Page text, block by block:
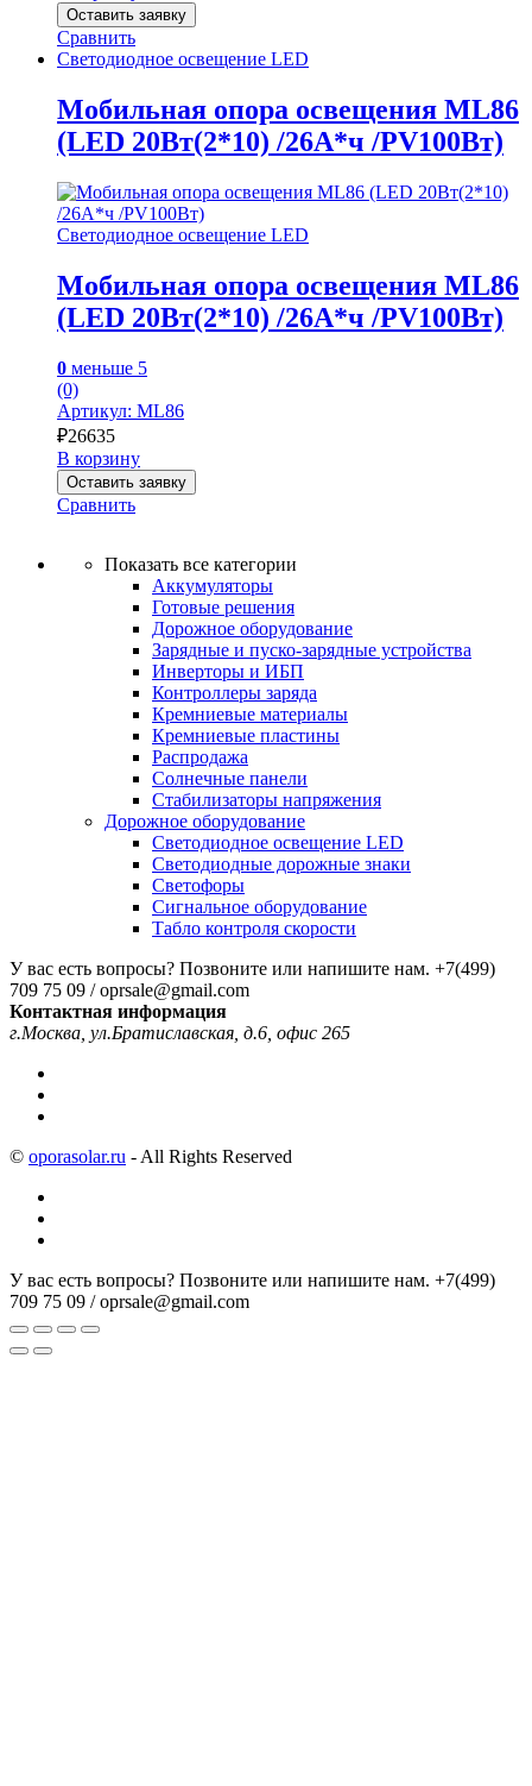
Оставить заявку
Сравнить
Светодиодное освещение LED
Мобильная опора освещения ML86
(LED 20Вт(2*10) /26А*ч /PV100Вт)
Светодиодное освещение LED
Мобильная опора освещения ML86
(LED 20Вт(2*10) /26А*ч /PV100Вт)
0 меньше 5
(0)
Артикул: ML86
₽26635
В корзину
Оставить заявку
Сравнить
Показать все категории
Аккумуляторы
Готовые решения
Дорожное оборудование
Зарядные и пуско-зарядные устройства
Инверторы и ИБП
Контроллеры заряда
Кремниевые материалы
Кремниевые пластины
Распродажа
Солнечные панели
Стабилизаторы напряжения
Дорожное оборудование
Светодиодное освещение LED
Светодиодные дорожные знаки
Светофоры
Сигнальное оборудование
Табло контроля скорости
У вас есть вопросы? Позвоните или напишите нам. +7(499)
709 75 09 / oprsale@gmail.com
Контактная информация
г.Москва, ул.Братиславская, д.6, офис 265
© oporasolar.ru - All Rights Reserved
У вас есть вопросы? Позвоните или напишите нам. +7(499)
709 75 09 / oprsale@gmail.com